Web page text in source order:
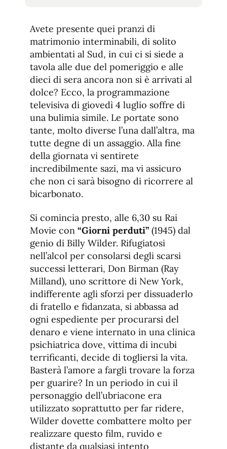
fuente
de
fuente.
Avete presente quei pranzi di
matrimonio interminabili, di solito
ambientati al Sud, in cui ci si siede a
tavola alle due del pomeriggio e alle
dieci di sera ancora non si è arrivati al
dolce? Ecco, la programmazione
televisiva di giovedì 4 luglio soffre di
una bulimia simile. Le portate sono
tante, molto diverse l’una dall’altra, ma
tutte degne di un assaggio. Alla fine
della giornata vi sentirete
incredibilmente sazi, ma vi assicuro
che non ci sarà bisogno di ricorrere al
bicarbonato.
Si comincia presto, alle 6,30 su Rai
Movie con “Giorni perduti” (1945) dal
genio di Billy Wilder. Rifugiatosi
nell’alcol per consolarsi degli scarsi
successi letterari, Don Birman (Ray
Milland), uno scrittore di New York,
indifferente agli sforzi per dissuaderlo
di fratello e fidanzata, si abbassa ad
ogni espediente per procurarsi del
denaro e viene internato in una clinica
psichiatrica dove, vittima di incubi
terrificanti, decide di togliersi la vita.
Basterà l’amore a fargli trovare la forza
per guarire? In un periodo in cui il
personaggio dell’ubriacone era
utilizzato soprattutto per far ridere,
Wilder dovette combattere molto per
realizzare questo film, ruvido e
distante da qualsiasi intento